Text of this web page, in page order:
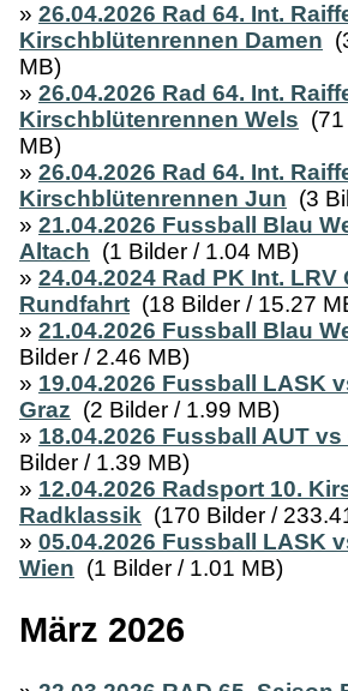
» 26.04.2026 Rad 64. Int.
Kirschblütenrennen Damen
MB)
» 26.04.2026 Rad 64. Int.
Kirschblütenrennen Wels
MB)
» 26.04.2026 Rad 64. Int.
Kirschblütenrennen Jun (3
» 21.04.2026 Fussball Blau
Altach (1 Bilder / 1.04 MB)
» 24.04.2024 Rad PK Int. LRV
Rundfahrt (18 Bilder / 15.27
» 21.04.2026 Fussball Blau
Bilder / 2.46 MB)
» 19.04.2026 Fussball LASK
Graz (2 Bilder / 1.99 MB)
» 18.04.2026 Fussball AUT vs
Bilder / 1.39 MB)
» 12.04.2026 Radsport 10.
Radklassik (170 Bilder /
» 05.04.2026 Fussball LASK
Wien (1 Bilder / 1.01 MB)
März 2026